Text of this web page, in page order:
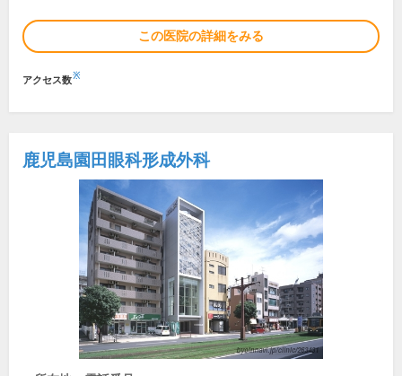
この医院の詳細をみる
アクセス数※
鹿児島園田眼科形成外科